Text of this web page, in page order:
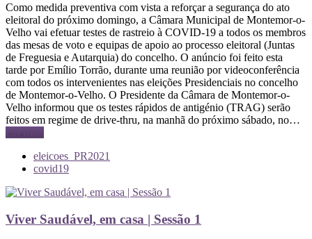
Como medida preventiva com vista a reforçar a segurança do ato
eleitoral do próximo domingo, a Câmara Municipal de Montemor-o-
Velho vai efetuar testes de rastreio à COVID-19 a todos os membros
das mesas de voto e equipas de apoio ao processo eleitoral (Juntas
de Freguesia e Autarquia) do concelho. O anúncio foi feito esta
tarde por Emílio Torrão, durante uma reunião por videoconferência
com todos os intervenientes nas eleições Presidenciais no concelho
de Montemor-o-Velho. O Presidente da Câmara de Montemor-o-
Velho informou que os testes rápidos de antigénio (TRAG) serão
feitos em regime de drive-thru, na manhã do próximo sábado, no…
Ler mais
eleicoes_PR2021
covid19
Viver Saudável, em casa | Sessão 1